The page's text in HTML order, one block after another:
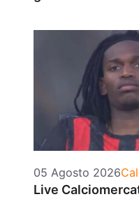
05 Agosto 2026
Live